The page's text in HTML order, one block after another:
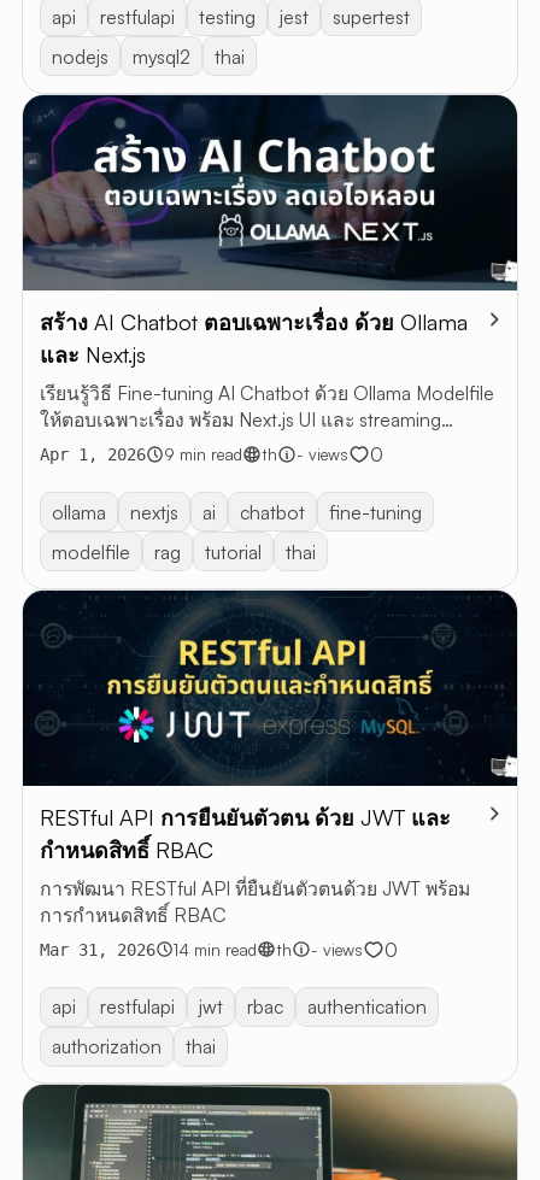
api restfulapi testing jest
supertest
nodejs
mysql2 thai
สร้าง AI Chatbot ตอบเฉพาะเรื่อง ด้วย Ollama
และ Next.js
เรียนรู้วิธี Fine-tuning AI Chatbot ด้วย Ollama Modelfile
ให้ตอบเฉพาะเรื่อง พร้อม Next.js UI และ streaming
response
Apr 1, 2026 9 min read th - views 0
ollama nextjs ai chatbot
fine-tuning
modelfile
rag tutorial thai
RESTful API การยืนยันตัวตน ด้วย JWT และ
กำหนดสิทธิ์ RBAC
การพัฒนา RESTful API ที่ยืนยันตัวตนด้วย JWT พร้อม
การกำหนดสิทธิ์ RBAC
Mar 31, 2026 14 min read th - views 0
api restfulapi jwt rbac
authentication
authorization
thai